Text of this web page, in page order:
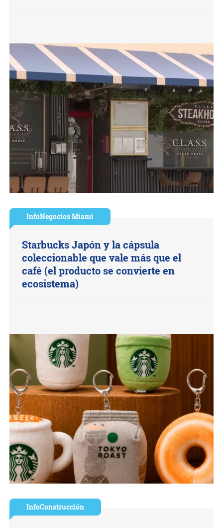
InfoNegocios Miami
Starbucks Japón y la cápsula
coleccionable que vale más que el
café (el producto se convierte en
ecosistema)
InfoConstrucción